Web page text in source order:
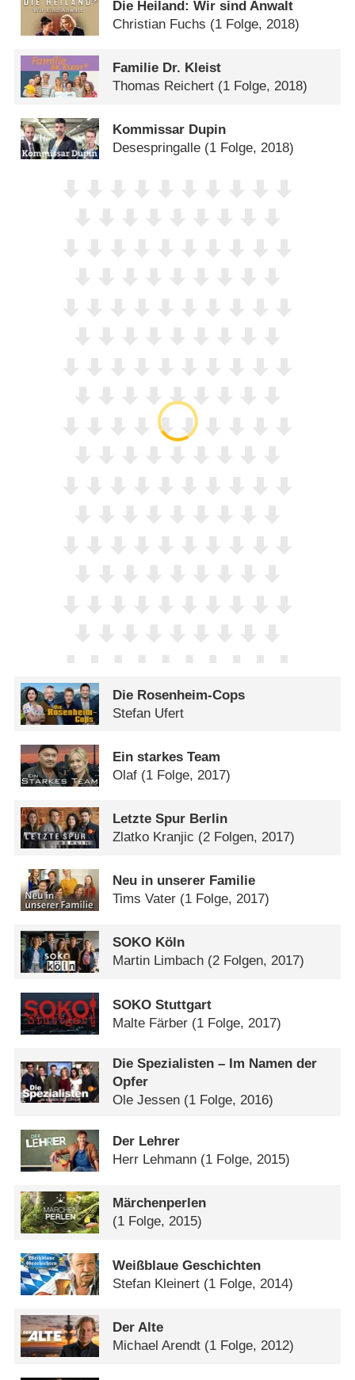
Die Heiland: Wir sind Anwalt
Christian Fuchs (1 Folge, 2018)
Familie Dr. Kleist
Thomas Reichert (1 Folge, 2018)
Kommissar Dupin
Desespringalle (1 Folge, 2018)
Die Rosenheim-Cops
Stefan Ufert
Ein starkes Team
Olaf (1 Folge, 2017)
Letzte Spur Berlin
Zlatko Kranjic (2 Folgen, 2017)
Neu in unserer Familie
Tims Vater (1 Folge, 2017)
SOKO Köln
Martin Limbach (2 Folgen, 2017)
SOKO Stuttgart
Malte Färber (1 Folge, 2017)
Die Spezialisten – Im Namen der
Opfer
Ole Jessen (1 Folge, 2016)
Der Lehrer
Herr Lehmann (1 Folge, 2015)
Märchenperlen
(1 Folge, 2015)
Weißblaue Geschichten
Stefan Kleinert (1 Folge, 2014)
Der Alte
Michael Arendt (1 Folge, 2012)